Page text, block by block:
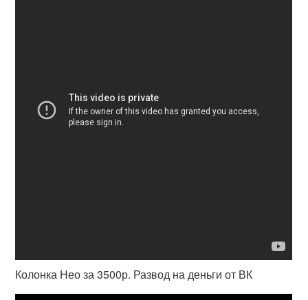
Колонка Нео за 3500р. Развод на деньги от ВК